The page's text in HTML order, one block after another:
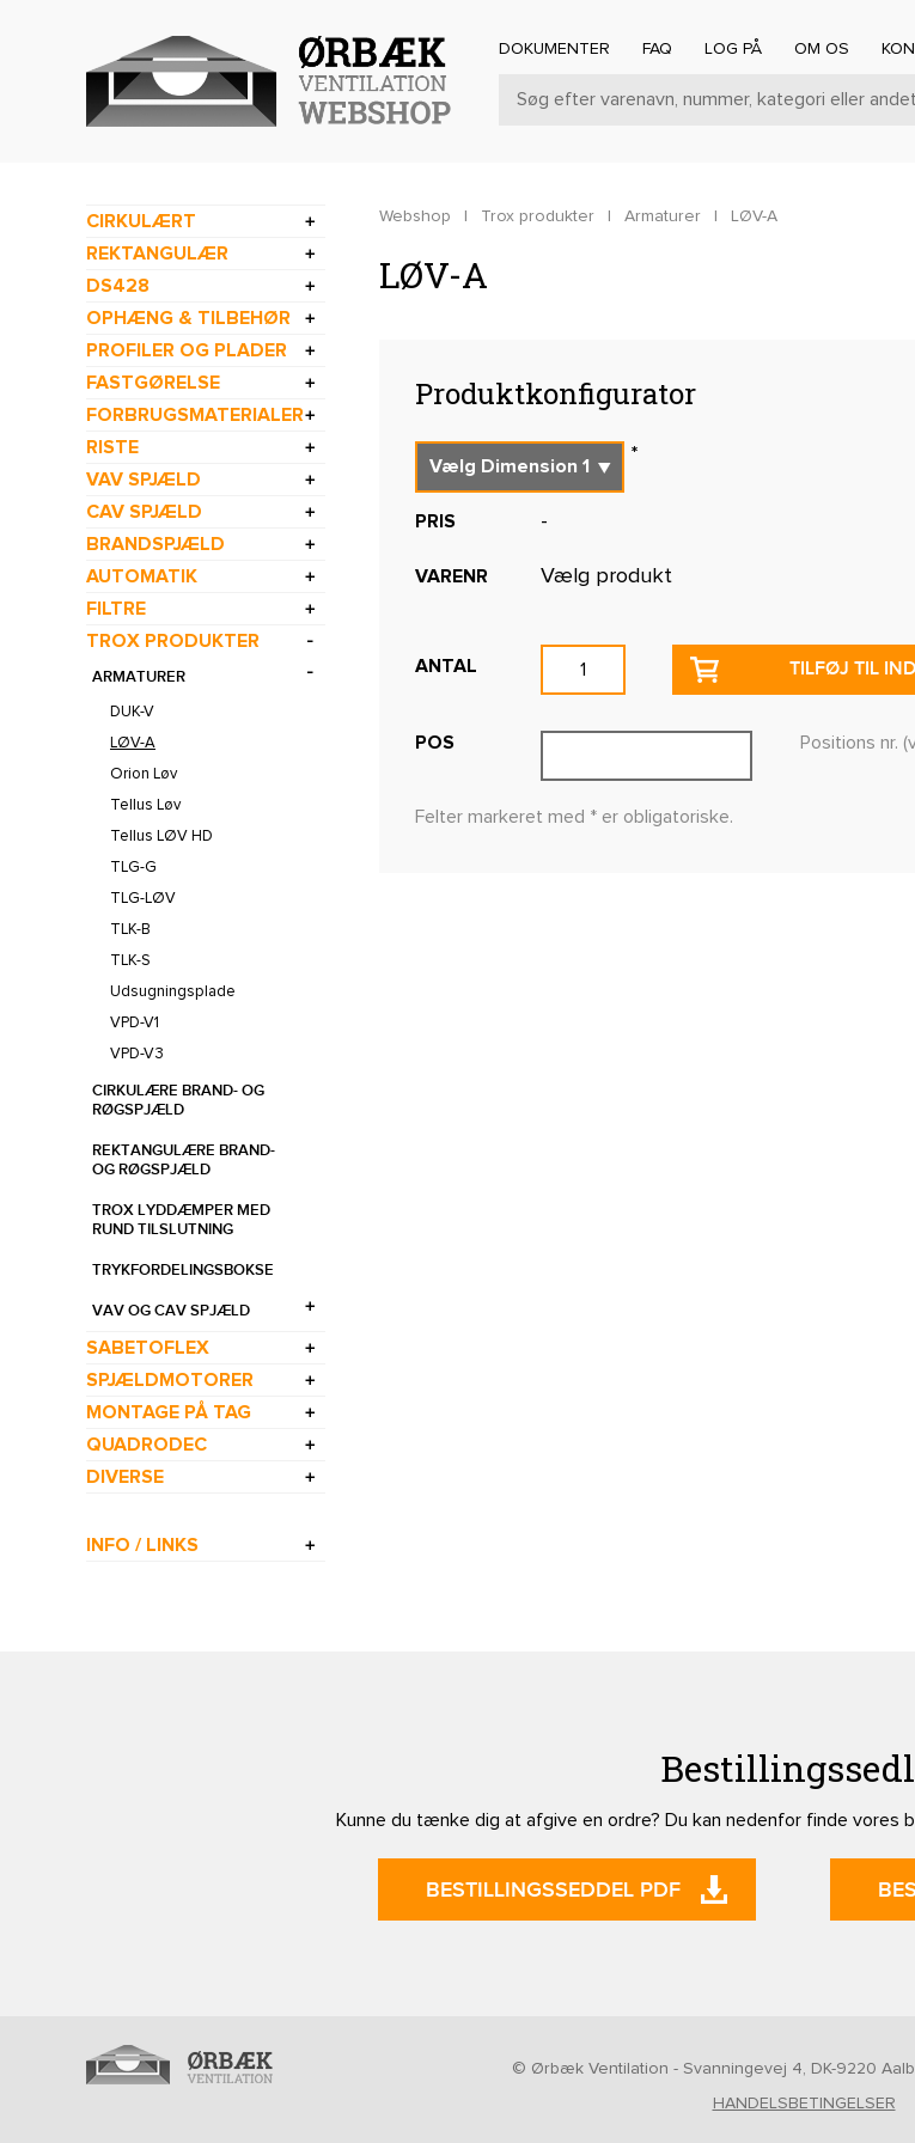
DOKUMENTER FAQ LOG PÅ OM OS
CIRKULÆRT
REKTANGULÆR
DS428
OPHÆNG & TILBEHØR
PROFILER OG PLADER
FASTGØRELSE
FORBRUGSMATERIALER
RISTE
VAV SPJÆLD
CAV SPJÆLD
BRANDSPJÆLD
AUTOMATIK
FILTRE
TROX PRODUKTER
ARMATURER
DUK-V
LØV-A
Orion Løv
Tellus Løv
Tellus LØV HD
TLG-G
TLG-LØV
TLK-B
TLK-S
Udsugningsplade
VPD-V1
VPD-V3
CIRKULÆRE BRAND- OG
RØGSPJÆLD
REKTANGULÆRE BRAND-
OG RØGSPJÆLD
TROX LYDDÆMPER MED
RUND TILSLUTNING
TRYKFORDELINGSBOKSE
VAV OG CAV SPJÆLD
SABETOFLEX
SPJÆLDMOTORER
MONTAGE PÅ TAG
QUADRODEC
DIVERSE
INFO / LINKS
Webshop | Trox produkter | Armaturer | LØV-A
LØV-A
Produktkonfigurator
PRIS -
VARENR Vælg produkt
ANTAL TILFØJ TIL
POS Positions nr.
Felter markeret med * er obligatoriske.
Kunne du tænke dig at afgive en ordre? Du kan nedenfor finde vores
BESTILLINGSSEDDEL PDF
© Ørbæk Ventilation - Svanningevej 4, DK-9220
HANDELSBETINGELSER